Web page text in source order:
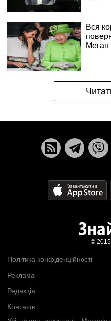
Вся
Меган
Політика конфіденційності
Реклама
Редакція
Контакти
© 2015